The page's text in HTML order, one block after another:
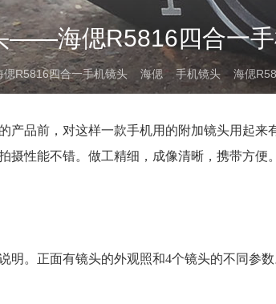
——海偲R5816四合一
偲R5816四合一手机镜头 海偲 手机镜头 海偲
产品前，对这样一款手机用的附加镜头用起
摄性能不错。做工精细，成像清晰，携带方
明。正面有镜头的外观照和4个镜头的不同参